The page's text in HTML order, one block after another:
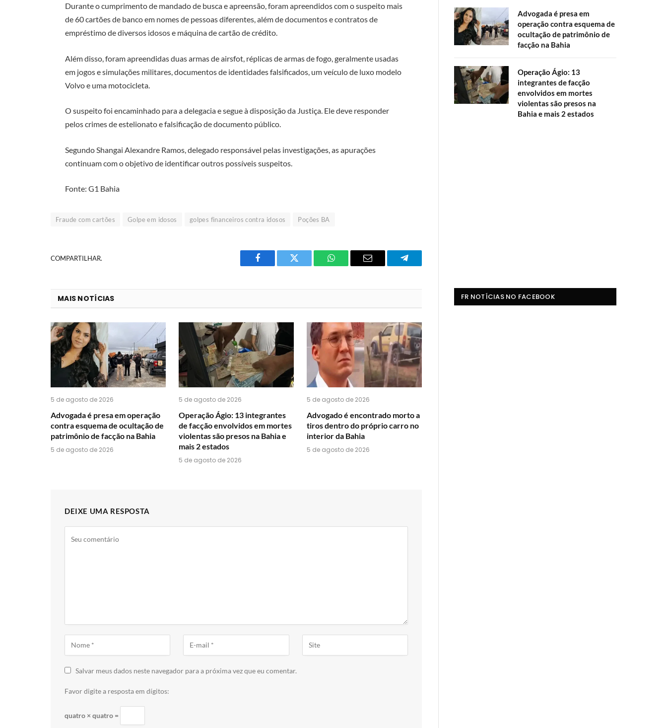
Durante o cumprimento de mandado de busca e apreensão, foram apreendidos com o suspeito mais
de 60 cartões de banco em nomes de pessoas diferentes, além de documentos e contratos de
empréstimo de diversos idosos e máquina de cartão de crédito.
Além disso, foram apreendidas duas armas de airsfot, réplicas de armas de fogo, geralmente usadas
em jogos e simulações militares, documentos de identidades falsificados, um veículo de luxo modelo
Volvo e uma motocicleta.
O suspeito foi encaminhado para a delegacia e segue à disposição da Justiça. Ele deve responder
pelos crimes de estelionato e falsificação de documento público.
Segundo Shangai Alexandre Ramos, delegado responsável pelas investigações, as apurações
continuam com o objetivo de identificar outros possíveis suspeitos.
Fonte: G1 Bahia
Fraude com cartões Golpe em idosos golpes financeiros contra idosos Poções BA
COMPARTILHAR.
Facebook Twitter
O
do
WhatsApp?
E-
Telegrama
MAIS NOTÍCIAS
5 de agosto de 2026
Advogada é presa em operação
contra esquema de ocultação de
patrimônio de facção na Bahia
5 de agosto de 2026
5 de agosto de 2026
Operação Ágio: 13 integrantes
de facção envolvidos em mortes
violentas são presos na Bahia e
mais 2 estados
5 de agosto de 2026
5 de agosto de 2026
Advogado é encontrado morto a
tiros dentro do próprio carro no
interior da Bahia
5 de agosto de 2026
DEIXE UMA RESPOSTA
Salvar meus dados neste navegador para a próxima vez que eu comentar.
Favor digite a resposta em dígitos:
quatro × quatro =
Advogada é presa em
operação contra esquema de
ocultação de patrimônio de
facção na Bahia
Operação Ágio: 13
integrantes de facção
envolvidos em mortes
violentas são presos na
Bahia e mais 2 estados
FR NOTÍCIAS NO FACEBOOK